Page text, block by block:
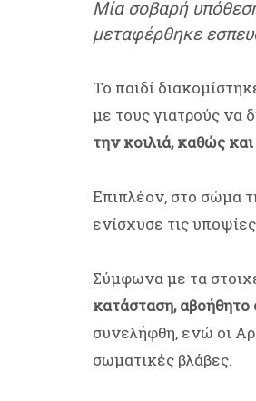
Μία σοβαρή
μεταφέρθηκε
Το παιδί
με τους γιατρούς να
την κοιλιά, καθώς
Επιπλέον, στο σώμα
ενίσχυσε τις
Σύμφωνα με τα
κατάσταση, αβοήθητο
συνελήφθη, ενώ οι
σωματικές βλάβες.